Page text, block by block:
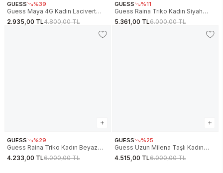
GUESS %39
Guess Maya 4G Kadın Lacivert
Etek V6RD04K2042-FJBB
2.935,00 TL4.800,00 TL
GUESS %11
Guess Raina Triko Kadın Siyah
Etek W6RD75Z4422-JBLK
5.361,00 TL6.000,00 TL
GUESS %29
Guess Raina Triko Kadın Beyaz
Etek W6RD75Z4422-G012
4.233,00 TL6.000,00 TL
GUESS %25
Guess Uzun Milena Taşlı Kadın
Kahverengi Etek W6RD58KAQL2-
G1EA
4.515,00 TL6.000,00 TL